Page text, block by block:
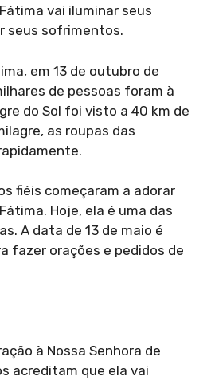
vai iluminar seus
seus sofrimentos.
em 13 de outubro de
de pessoas foram à
do Sol foi visto a 40 km de
as roupas das
fiéis começaram a adorar
Hoje, ela é uma das
A data de 13 de maio é
fazer orações e pedidos de
à Nossa Senhora de
acreditam que ela vai